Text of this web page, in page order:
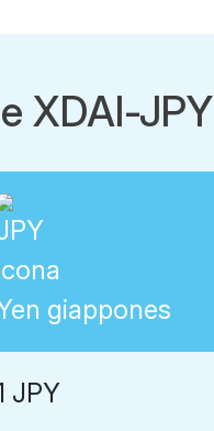
XDAI-JPY
giappones
JPY